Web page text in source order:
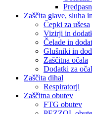
Zaščita glave, sluha
Čepki za ušesa
Vizirji in
Čelade in
Glušniki in
Zaščitna očala
Dodatki za
Zaščita dihal
Respiratorji
Zaščitna obutev
FTG obutev